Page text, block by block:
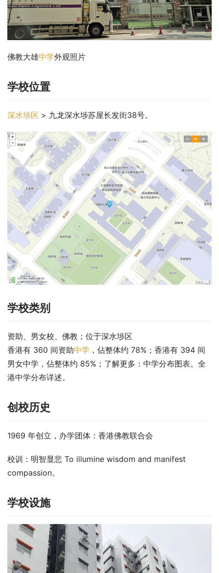
佛教大雄中学外观照片
学校位置
深水埗区 > 九龙深水埗苏屋长发街38号。
学校类别
资助、男女校、佛教；位于深水埗区
香港有 360 间资助中学 ，佔整体约 78%；香港有 394 间
男女中学，佔整体约 85%；了解更多：中学分布图表。全
港中学分布详述。
创校历史
1969 年创立，办学团体：香港佛教联合会
校训：明智显悲 To illumine wisdom and manifest
compassion。
学校设施